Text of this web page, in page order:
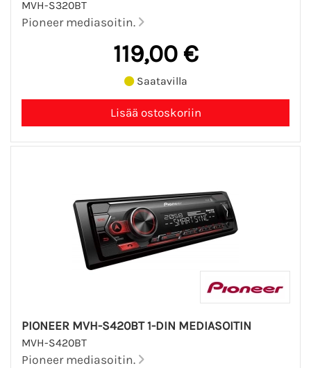
MVH-S320BT
Pioneer mediasoitin.
119,00 €
Saatavilla
PIONEER MVH-S420BT 1-DIN MEDIASOITIN
MVH-S420BT
Pioneer mediasoitin.